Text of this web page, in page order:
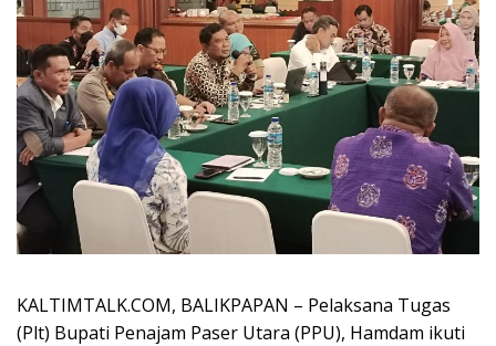
KALTIMTALK.COM, BALIKPAPAN – Pelaksana Tugas
(Plt) Bupati Penajam Paser Utara (PPU), Hamdam ikuti